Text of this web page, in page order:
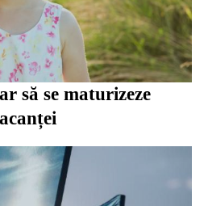
să se maturizeze